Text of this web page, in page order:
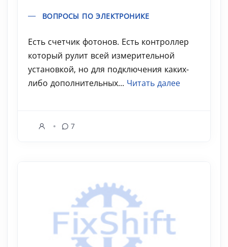
ВОПРОСЫ ПО ЭЛЕКТРОНИКЕ
Есть счетчик фотонов. Есть контроллер
который рулит всей измерительной
установкой, но для подключения каких-
либо дополнительных... Читать далее
7